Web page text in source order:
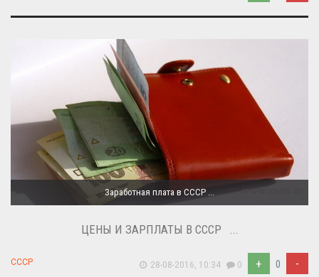
Заработная плата в СССР ...
ЦЕНЫ И ЗАРПЛАТЫ В СССР ...
СССР 28-08-2016, 10:34 0 + 0 -